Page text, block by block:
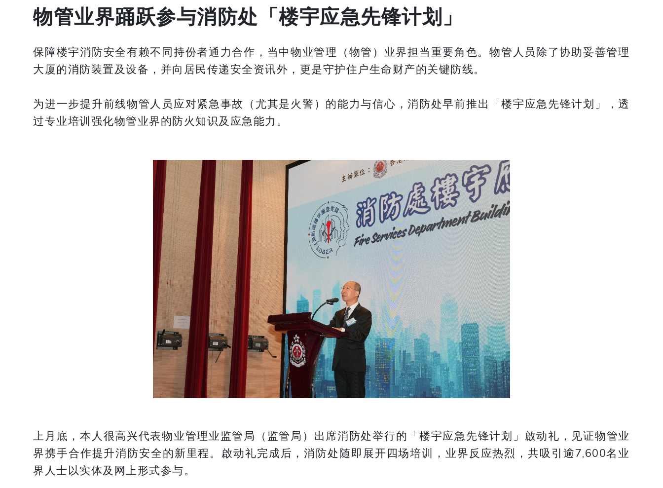
物管业界踊跃参与消防处「楼宇应急先锋计划」
保障楼宇消防安全有赖不同持份者通力合作，当中物业管理（物管）业界担当重要角色。物管人员除了协助妥善管理
大厦的消防装置及设备，并向居民传递安全资讯外，更是守护住户生命财产的关键防线。
为进一步提升前线物管人员应对紧急事故（尤其是火警）的能力与信心，消防处早前推出「楼宇应急先锋计划」，透
过专业培训强化物管业界的防火知识及应急能力。
上月底，本人很高兴代表物业管理业监管局（监管局）出席消防处举行的「楼宇应急先锋计划」啟动礼，见证物管业
界携手合作提升消防安全的新里程。啟动礼完成后，消防处随即展开四场培训，业界反应热烈，共吸引逾7,600名业
界人士以实体及网上形式参与。